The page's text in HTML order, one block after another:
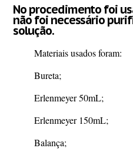
No procedimento foi
não foi necessário
solução.
Materiais usados foram:
Bureta;
Erlenmeyer 50mL;
Erlenmeyer 150mL;
Balança;